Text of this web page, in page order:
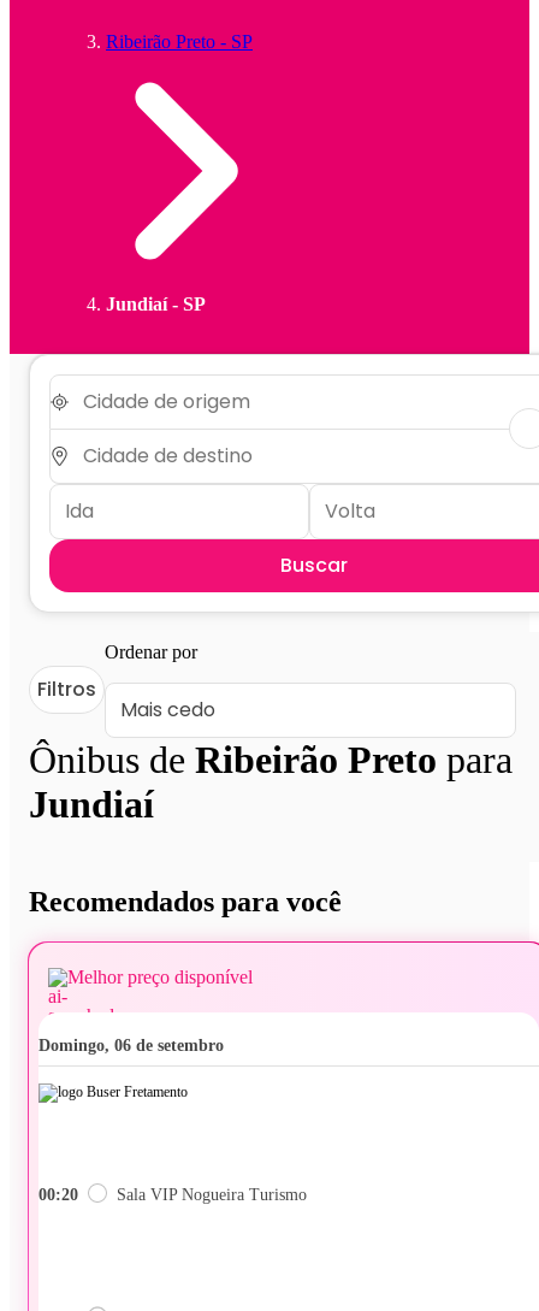
Ribeirão Preto - SP
Jundiaí - SP
Buscar
Ônibus de Ribeirão Preto para
Jundiaí
Filtros
Ordenar por
Recomendados para você
Melhor preço disponível
domingo, 06 de setembro
00:20 Sala VIP Nogueira Turismo